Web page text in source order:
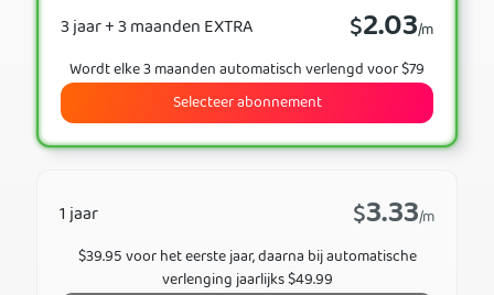
3 jaar + 3 maanden EXTRA $2.03/m
Wordt elke 3 maanden automatisch verlengd voor $79
Selecteer abonnement
1 jaar $3.33/m
$39.95 voor het eerste jaar, daarna bij automatische
verlenging jaarlijks $49.99